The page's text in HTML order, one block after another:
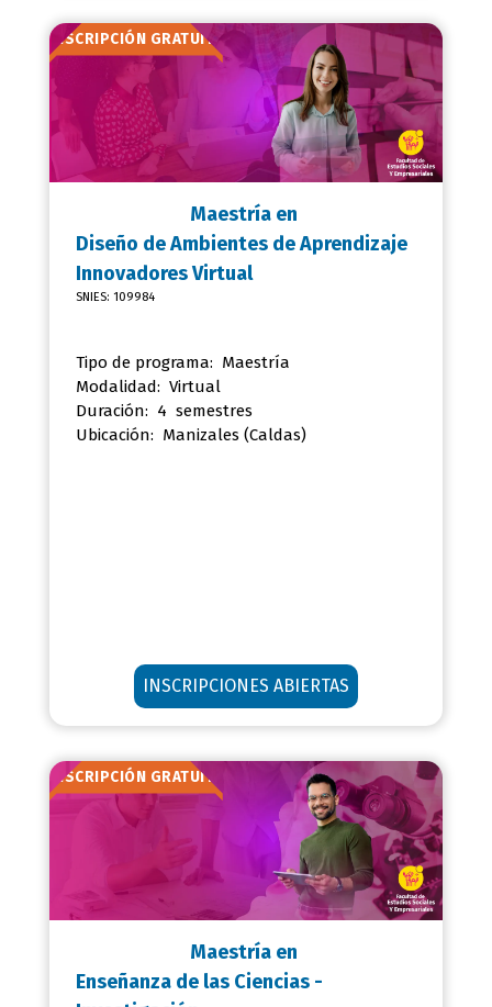
INSCRIPCIÓN GRATUITA
Maestría en
Diseño de Ambientes de Aprendizaje
Innovadores Virtual
SNIES: 109984
Tipo de programa: Maestría
Modalidad: Virtual
Duración: 4 semestres
Ubicación: Manizales (Caldas)
INSCRIPCIONES ABIERTAS
INSCRIPCIÓN GRATUITA
Maestría en
Enseñanza de las Ciencias -